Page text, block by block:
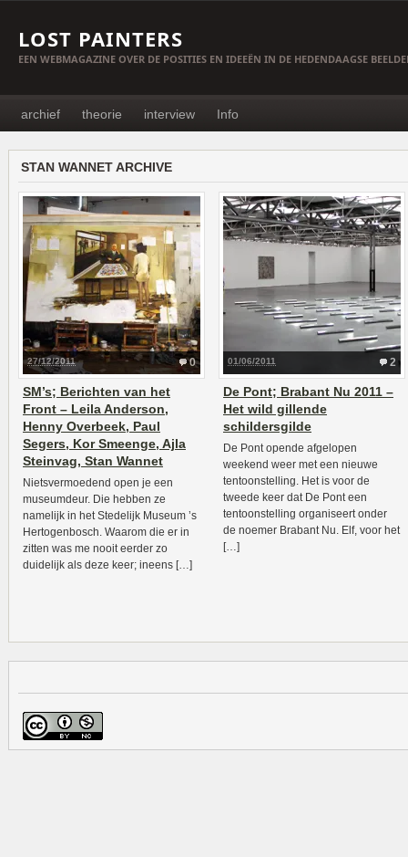
LOST PAINTERS
EEN WEBMAGAZINE OVER DE POSITIES EN IDEEËN IN DE HEDENDAAGSE
archief theorie interview Info
STAN WANNET ARCHIVE
0
27/12/2011
SM’s; Berichten van het
Front – Leila Anderson,
Henny Overbeek, Paul
Segers, Kor Smeenge, Ajla
Steinvag, Stan Wannet
Nietsvermoedend open je een
museumdeur. Die hebben ze
namelijk in het Stedelijk Museum ’s
Hertogenbosch. Waarom die er in
zitten was me nooit eerder zo
duidelijk als deze keer; ineens […]
2
01/06/2011
De Pont; Brabant Nu 2011 –
Het wild gillende
schildersgilde
De Pont opende afgelopen
weekend weer met een nieuwe
tentoonstelling. Het is voor de
tweede keer dat De Pont een
tentoonstelling organiseert onder
de noemer Brabant Nu. Elf, voor het
[…]